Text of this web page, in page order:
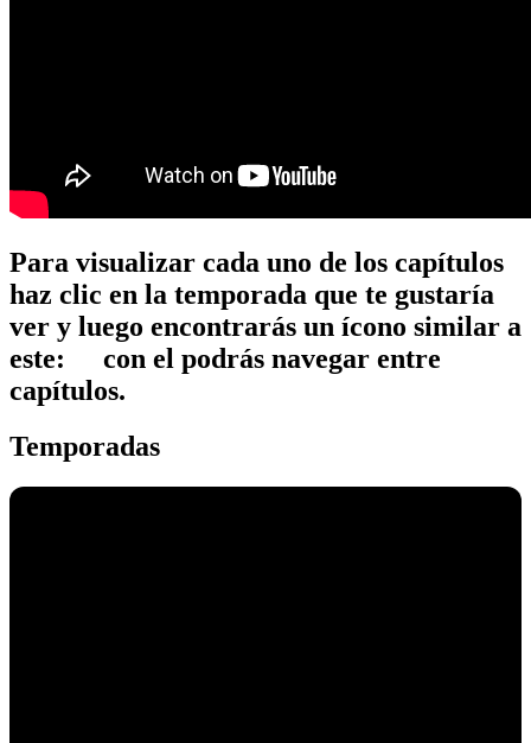
Para visualizar cada uno de los capítulos
haz clic en la temporada que te gustaría
ver y luego encontrarás un ícono similar a
este:
con el podrás navegar entre
capítulos.
Temporadas